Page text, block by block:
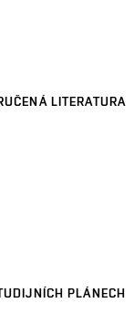
LITERATURA
PLÁNECH